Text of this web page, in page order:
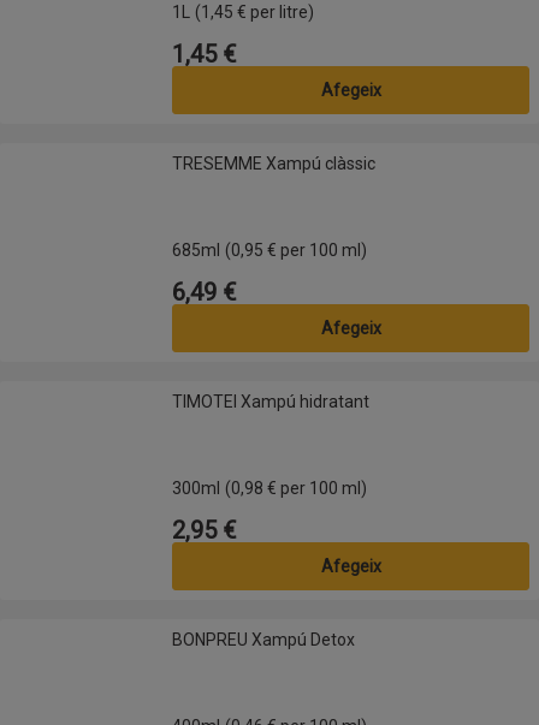
1L (1,45 € per litre)
Preu
1,45 €
Afegeix
TRESEMME Xampú clàssicTRESEMME Xampú clàssic
685ml (0,95 € per 100 ml)
Preu
6,49 €
Afegeix
TIMOTEI Xampú hidratantTIMOTEI Xampú hidratant
300ml (0,98 € per 100 ml)
Preu
2,95 €
Afegeix
BONPREU Xampú DetoxBONPREU Xampú Detox